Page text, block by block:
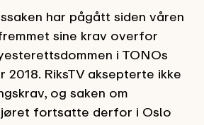
har pågått siden våren
sine krav overfor
i TONOs
2018. RiksTV aksepterte ikke
og saken om
fortsatte derfor i Oslo